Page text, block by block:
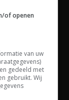
of openen
van uw
gedeeld met
gebruikt. Wij